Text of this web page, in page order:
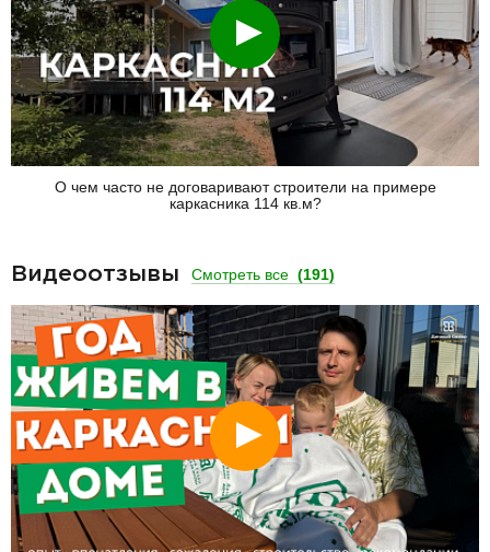
Смотреть
О чем часто не договаривают строители на примере
каркасника 114 кв.м?
Видеоотзывы Смотреть все (191)
Смотреть